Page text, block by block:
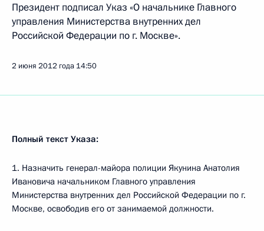
Президент подписал Указ «О начальнике Главного
управления Министерства внутренних дел
Российской Федерации по г. Москве».
2 июня 2012 года 14:50
Полный текст Указа:
1. Назначить генерал-майора полиции Якунина Анатолия
Ивановича начальником Главного управления
Министерства внутренних дел Российской Федерации по г.
Москве, освободив его от занимаемой должности.